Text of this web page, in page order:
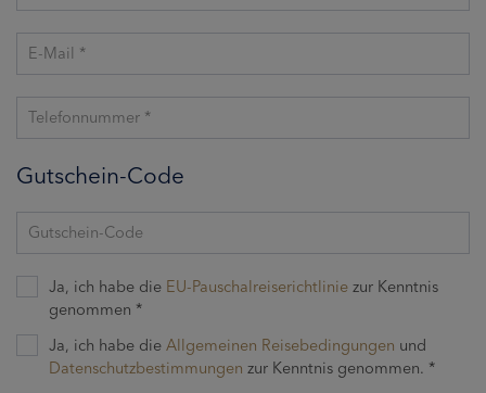
E-Mail *
Telefonnummer *
Gutschein-Code
Gutschein-Code
Ja, ich habe die EU-Pauschalreiserichtlinie zur Kenntnis
genommen *
Ja, ich habe die Allgemeinen Reisebedingungen und
Datenschutzbestimmungen zur Kenntnis genommen. *